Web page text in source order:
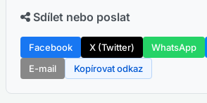
Sdílet nebo poslat
Facebook X (Twitter) WhatsApp
E-mail
Kopírovat odkaz